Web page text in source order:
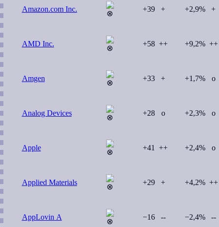
Amazon.com Inc. +39 + +2,9% +
AMD Inc. +58 ++ +9,2% ++
Amgen +33 + +1,7% o
Analog Devices +28 o +2,3% o
Apple +41 ++ +2,4% o
Applied Materials +29 + +4,2% ++
AppLovin A −16 -- −2,4% --